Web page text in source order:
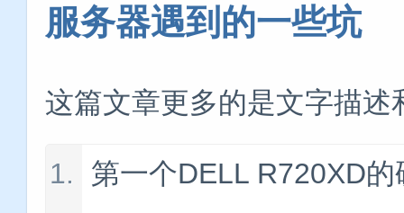
服务器遇到的一些坑
这篇文章更多的是文字描述
第一个DELL R720XD